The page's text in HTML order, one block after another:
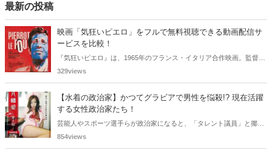
最新の投稿
映画「気狂いピエロ」をフルで無料視聴できる動画配信サ
ービスを比較！
『気狂いピエロ』は、1965年のフランス・イタリア合作映画。監督は
ジャン＝リュック・ゴダール。アンナ・カリーナ、ジャン＝ポール・
をご紹介します。
329views
【水着の政治家】かつてグラビアで男性を悩殺!? 現在活躍
する女性政治家たち！
芸能人やスポーツ選手らが政治家になると、「タレント議員」と揶揄
されることがありますが、同時に、"タレントとしての活躍" が再注目
854views